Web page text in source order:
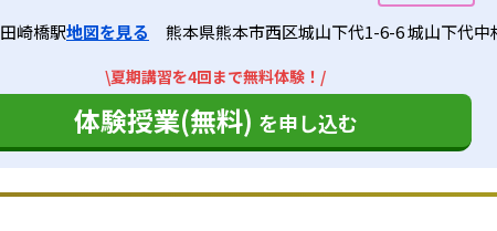
田崎橋駅地図を見る 熊本県熊本市西区城山下代1-6-6 城山下代中
\夏期講習を4回まで無料体験！/
体験授業(無料) を申し込む